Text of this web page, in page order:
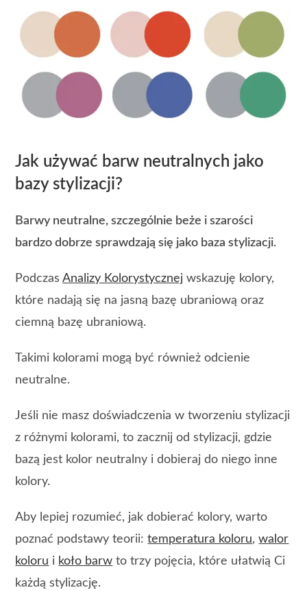
Jak używać barw neutralnych jako
bazy stylizacji?
Barwy neutralne, szczególnie beże i szarości
bardzo dobrze sprawdzają się jako baza stylizacji.
PodczasAnalizy Kolorystycznej wskazuję kolory,
które nadają się na jasną bazę ubraniową oraz
ciemną bazę ubraniową.
Takimi kolorami mogą być również odcienie
neutralne.
Jeśli nie masz doświadczenia w tworzeniu stylizacji
z różnymi kolorami, to zacznij od stylizacji, gdzie
bazą jest kolor neutralny i dobieraj do niego inne
kolory.
Aby lepiej rozumieć, jak dobierać kolory, warto
poznać podstawy teorii:temperatura koloru,walor
koloru i koło barw to trzy pojęcia, które ułatwią Ci
każdą stylizację.